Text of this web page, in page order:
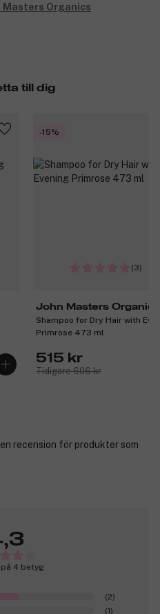
Masters Organics
till dig
-15%
(3)
John Masters Organics
Shampoo for Dry Hair with
Primrose 473 ml
515 kr
Tidigare 606 kr
recension för produkter som
4 betyg
(2)
(1)